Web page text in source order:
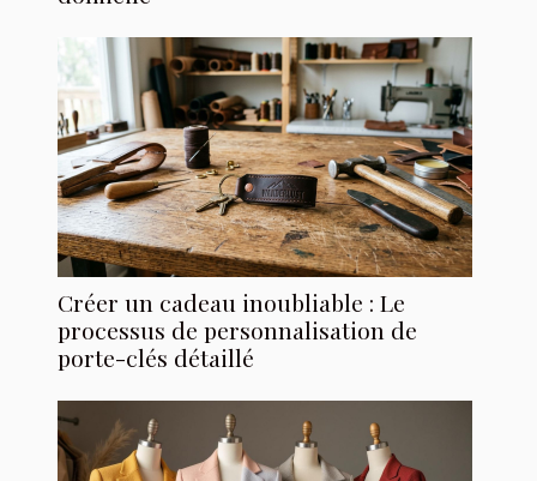
Créer un cadeau inoubliable : Le
processus de personnalisation de
porte-clés détaillé